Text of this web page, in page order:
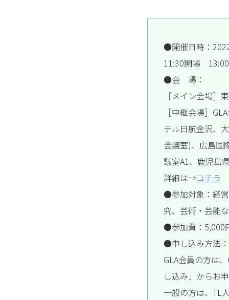
●開催日時：
11:30開場
●会 場：
［メイン会場
［中継会場］
テル日航金沢、
会議室)、広島国
議室A1、鹿児島
詳細は→コチラ
●参加対象：経
究、芸術・芸能
●参加費：5,000
●申し込み方法：
GLA会員の方は
し込み」からお
一般の方は、TL